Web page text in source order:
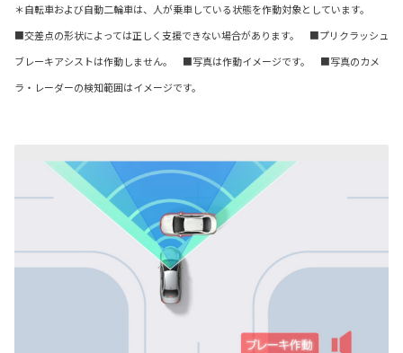
＊自転車および自動二輪車は、人が乗車している状態を作動対象としています。
■交差点の形状によっては正しく支援できない場合があります。 ■プリクラッシュ
ブレーキアシストは作動しません。 ■写真は作動イメージです。 ■写真のカメ
ラ・レーダーの検知範囲はイメージです。